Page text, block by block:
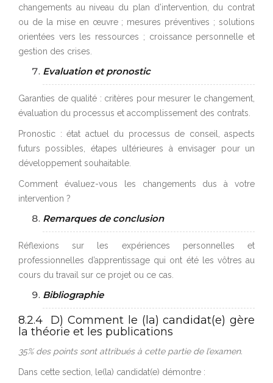
changements au niveau du plan d’intervention, du contrat
ou de la mise en œuvre ; mesures préventives ; solutions
orientées vers les ressources ; croissance personnelle et
gestion des crises.
Evaluation et pronostic
Garanties de qualité : critères pour mesurer le changement,
évaluation du processus et accomplissement des contrats.
Pronostic : état actuel du processus de conseil, aspects
futurs possibles, étapes ultérieures à envisager pour un
développement souhaitable.
Comment évaluez-vous les changements dus à votre
intervention ?
Remarques de conclusion
Réflexions sur les expériences personnelles et
professionnelles d’apprentissage qui ont été les vôtres au
cours du travail sur ce projet ou ce cas.
Bibliographie
8.2.4 D) Comment le (la) candidat(e) gère
la théorie et les publications
35% des points sont attribués à cette partie de l’examen.
Dans cette section, le(la) candidat(e) démontre :